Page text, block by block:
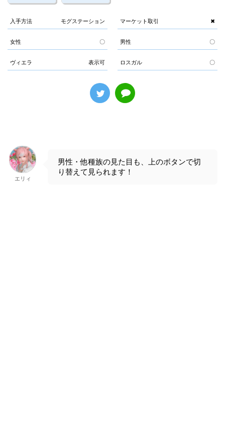
入手方法 モグステーション マーケット取引 ✖
女性 〇 男性 〇
ヴィエラ 表示可 ロスガル 〇
エリィ
男性・他種族の見た目も、上のボタンで切
り替えて見られます！